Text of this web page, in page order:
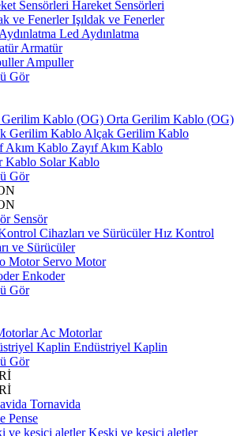
Hareket Sensörleri
Işıldak ve Fenerler
Led Aydınlatma
Armatür
Ampuller
Gör
Orta Gerilim Kablo (OG)
Alçak Gerilim Kablo
Zayıf Akım Kablo
Solar Kablo
Gör
Sensör
Hız Kontrol
ve Sürücüler
Servo Motor
Enkoder
Gör
Ac Motorlar
Endüstriyel Kaplin
Gör
Tornavida
Pense
Keski ve kesici aletler